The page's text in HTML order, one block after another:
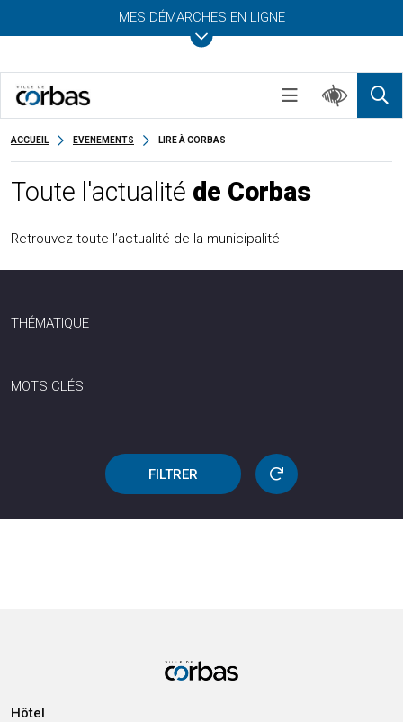
MES DÉMARCHES EN LIGNE
ACCUEIL EVENEMENTS LIRE À CORBAS
Toute l'actualité de Corbas
Retrouvez toute l’actualité de la municipalité
THÉMATIQUE
MOTS CLÉS
FILTRER
Hôtel